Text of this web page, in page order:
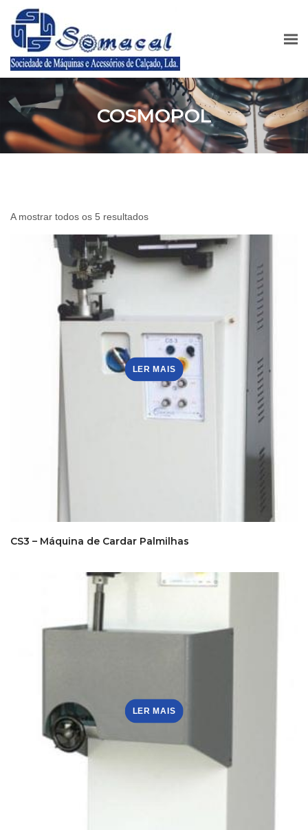
COSMOPOL
A mostrar todos os 5 resultados
CS3 – Máquina de Cardar Palmilhas
LER MAIS
LER MAIS